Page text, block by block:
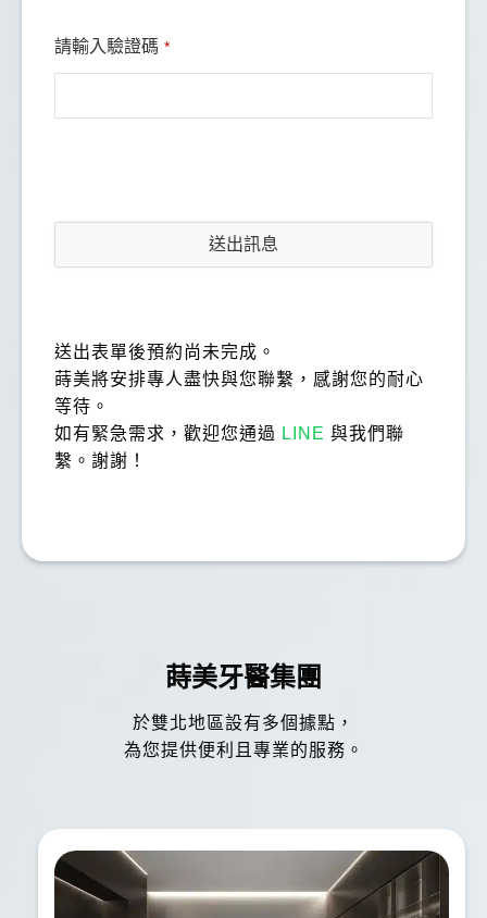
參考。
復也不算不舒服，目前使用起來咬合正常、外觀自
請輸入驗證碼 *
送出訊息
送出表單後預約尚未完成。
蒔美將安排專人盡快與您聯繫，感謝您的耐心
等待。
如有緊急需求，歡迎您通過 LINE 與我們聯
繫。謝謝！
蒔美牙醫集團
於雙北地區設有多個據點，
為您提供便利且專業的服務。